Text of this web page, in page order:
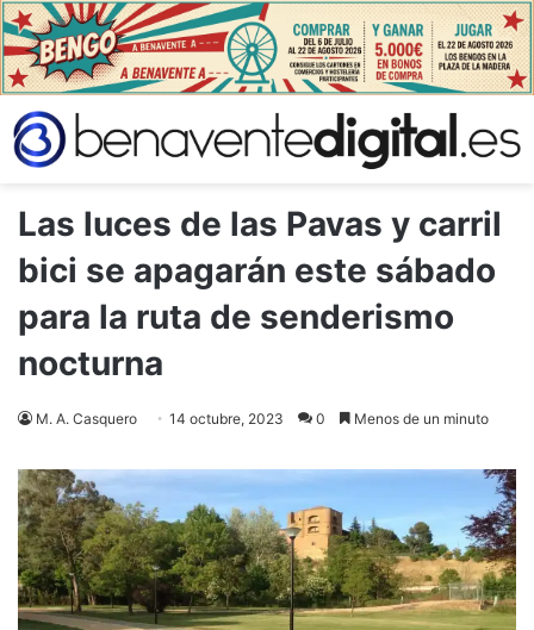
Las luces de las Pavas y carril
bici se apagarán este sábado
para la ruta de senderismo
nocturna
M. A. Casquero 14 octubre, 2023 0 Menos de un minuto